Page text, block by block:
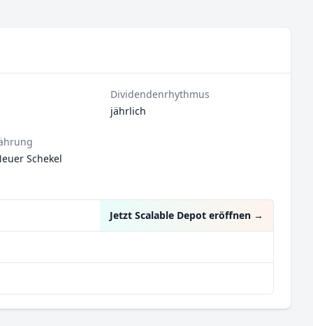
Dividendenrhythmus
jährlich
Schekel
Jetzt Scalable Depot eröffnen →